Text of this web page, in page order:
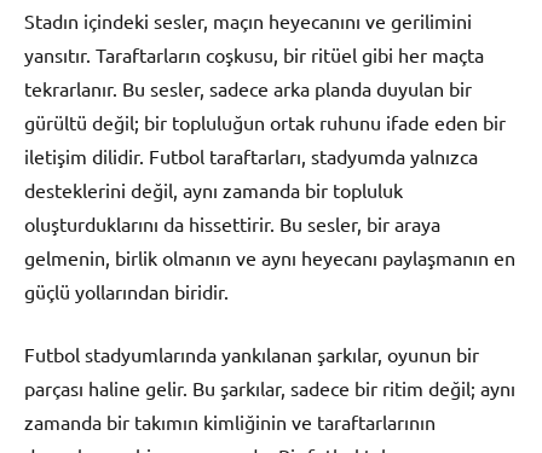
Stadın içindeki sesler, maçın heyecanını ve gerilimini
yansıtır. Taraftarların coşkusu, bir ritüel gibi her maçta
tekrarlanır. Bu sesler, sadece arka planda duyulan bir
gürültü değil; bir topluluğun ortak ruhunu ifade eden bir
iletişim dilidir. Futbol taraftarları, stadyumda yalnızca
desteklerini değil, aynı zamanda bir topluluk
oluşturduklarını da hissettirir. Bu sesler, bir araya
gelmenin, birlik olmanın ve aynı heyecanı paylaşmanın en
güçlü yollarından biridir.
Futbol stadyumlarında yankılanan şarkılar, oyunun bir
parçası haline gelir. Bu şarkılar, sadece bir ritim değil; aynı
zamanda bir takımın kimliğinin ve taraftarlarının